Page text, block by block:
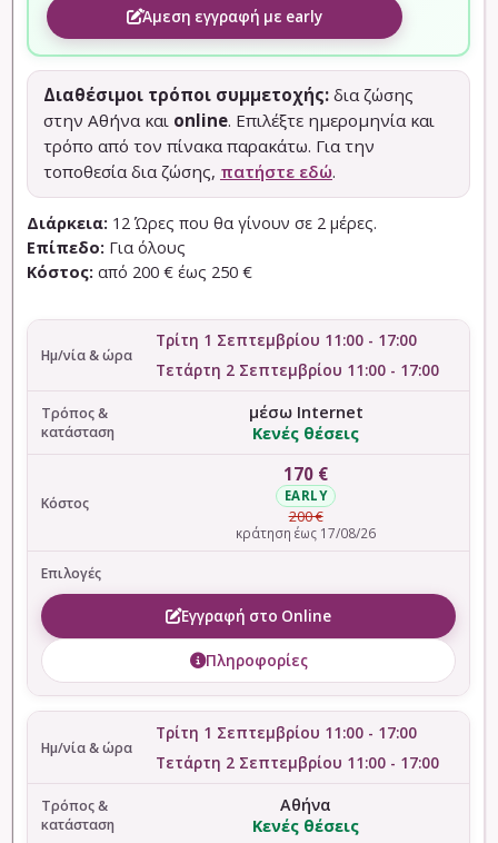
Άμεση εγγραφή με early
Διαθέσιμοι τρόποι συμμετοχής:δια ζώσης
στην Αθήνα και online. Επιλέξτε ημερομηνία και
τρόπο από τον πίνακα παρακάτω. Για την
τοποθεσία δια ζώσης, πατήστε εδώ.
Διάρκεια: 12 Ώρες που θα γίνουν σε 2 μέρες.
Επίπεδο: Για όλους
Κόστος: από 200 € έως 250 €
Τρίτη 1 Σεπτεμβρίου 11:00 - 17:00
Τετάρτη 2 Σεπτεμβρίου 11:00 - 17:00
μέσω Internet
Κενές θέσεις
170 €
EARLY
200 €
κράτηση έως 17/08/26
Εγγραφή στο Online
Πληροφορίες
Τρίτη 1 Σεπτεμβρίου 11:00 - 17:00
Τετάρτη 2 Σεπτεμβρίου 11:00 - 17:00
Αθήνα
Κενές θέσεις